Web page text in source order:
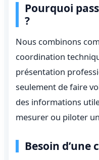
Pourquoi
?
Nous combinons
coordination
présentation
seulement de faire
des informations
mesurer ou piloter
Besoin d’une